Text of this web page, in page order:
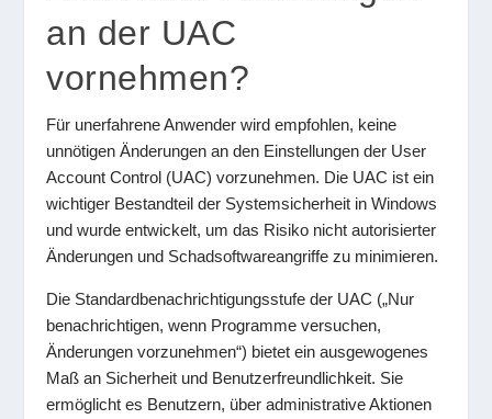
an der UAC
vornehmen?
Für unerfahrene Anwender wird empfohlen, keine
unnötigen Änderungen an den Einstellungen der User
Account Control (UAC) vorzunehmen. Die UAC ist ein
wichtiger Bestandteil der Systemsicherheit in Windows
und wurde entwickelt, um das Risiko nicht autorisierter
Änderungen und Schadsoftwareangriffe zu minimieren.
Die Standardbenachrichtigungsstufe der UAC („Nur
benachrichtigen, wenn Programme versuchen,
Änderungen vorzunehmen“) bietet ein ausgewogenes
Maß an Sicherheit und Benutzerfreundlichkeit. Sie
ermöglicht es Benutzern, über administrative Aktionen